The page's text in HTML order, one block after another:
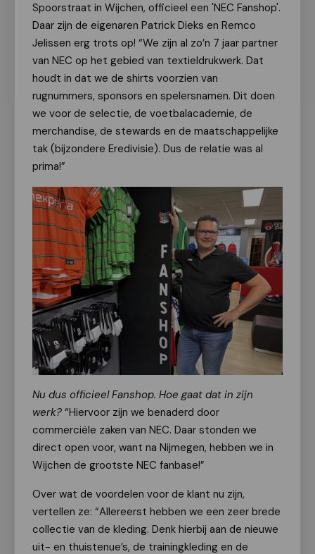
Spoorstraat in Wijchen, officieel een 'NEC Fanshop'.
Daar zijn de eigenaren Patrick Dieks en Remco
Jelissen erg trots op! “We zijn al zo’n 7 jaar partner
van NEC op het gebied van textieldrukwerk. Dat
houdt in dat we de shirts voorzien van
rugnummers, sponsors en spelersnamen. Dit doen
we voor de selectie, de voetbalacademie, de
merchandise, de stewards en de maatschappelijke
tak (bijzondere Eredivisie). Dus de relatie was al
prima!”
Nu dus officieel Fanshop. Hoe gaat dat in zijn
werk? “Hiervoor zijn we benaderd door
commerciële zaken van NEC. Daar stonden we
direct open voor, want na Nijmegen, hebben we in
Wijchen de grootste NEC fanbase!”
Over wat de voordelen voor de klant nu zijn,
vertellen ze: “Allereerst hebben we een zeer brede
collectie van de kleding. Denk hierbij aan de nieuwe
uit- en thuistenue’s, de trainingkleding en de